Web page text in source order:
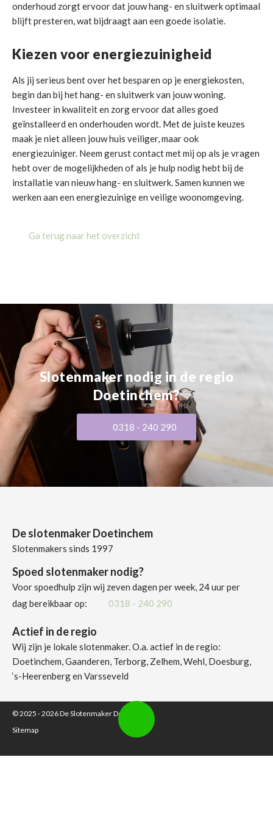
onderhoud zorgt ervoor dat jouw hang- en sluitwerk optimaal
blijft presteren, wat bijdraagt aan een goede isolatie.
Kiezen voor energiezuinigheid
Als jij serieus bent over het besparen op je energiekosten,
begin dan bij het hang- en sluitwerk van jouw woning.
Investeer in kwaliteit en zorg ervoor dat alles goed
geïnstalleerd en onderhouden wordt. Met de juiste keuzes
maak je niet alleen jouw huis veiliger, maar ook
energiezuiniger. Neem gerust contact met mij op als je vragen
hebt over de mogelijkheden of als je hulp nodig hebt bij de
installatie van nieuw hang- en sluitwerk. Samen kunnen we
werken aan een energiezuinige en veilige woonomgeving.
Ga terug naar het overzicht
Slotenmaker nodig in de regio
Doetinchem?
0318 - 240 290
De slotenmaker Doetinchem
Slotenmakers sinds 1997
Spoed slotenmaker nodig?
Voor spoedhulp zijn wij zeven dagen per week, 24 uur per
dag bereikbaar op:
0318 - 240 290
Actief in de regio
Wij zijn je lokale slotenmaker. O.a. actief in de regio:
Doetinchem, Gaanderen, Terborg, Zelhem, Wehl, Doesburg,
‘s-Heerenberg en Varsseveld
© 2025 - 2026De Slotenmaker Doetinchem
Sitemap